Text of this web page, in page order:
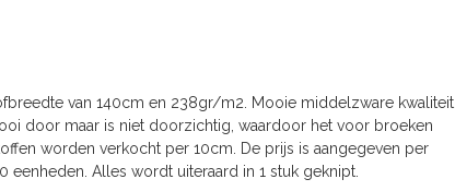
van 140cm en 238gr/m2. Mooie middelzware kwaliteit
door maar is niet doorzichtig, waardoor het voor broeken
worden verkocht per 10cm. De prijs is aangegeven per
eenheden. Alles wordt uiteraard in 1 stuk geknipt.